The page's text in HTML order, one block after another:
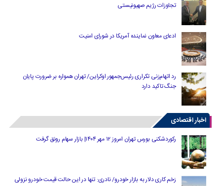
تجاوزات رژیم صهیونیستی
ادعای معاون نماینده آمریکا در شورای امنیت
رد اتهام‌زنی تکراری رئیس‌جمهور اوکراین/ تهران همواره بر ضرورت پایان
جنگ تاکید دارد
اخبار اقتصادی
رکوردشکنی بورس تهران امروز ۱۲ مهر ۱۴۰۴| بازار سهام رونق گرفت
زخم کاری دلار به بازار خودرو/ نادری: تنها در این حالت قیمت خودرو نزولی